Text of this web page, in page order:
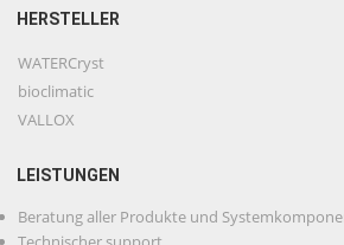
HERSTELLER
WATERCryst
bioclimatic
VALLOX
LEISTUNGEN
Beratung aller Produkte und